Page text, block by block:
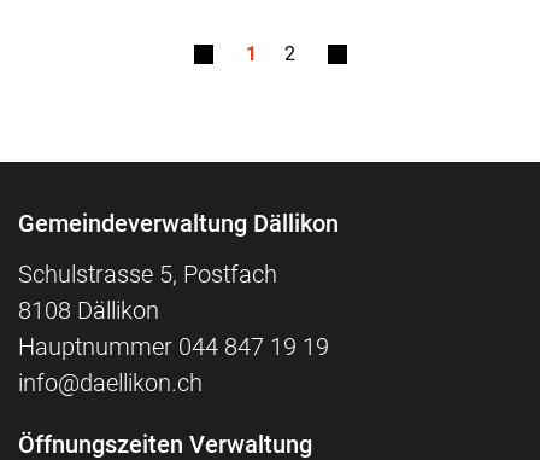
1 2
Gemeindeverwaltung Dällikon
Schulstrasse 5, Postfach
8108 Dällikon
Hauptnummer 044 847 19 19
info@daellikon.ch
Öffnungszeiten Verwaltung